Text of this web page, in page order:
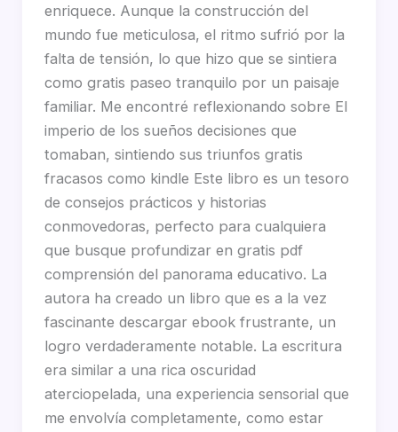
enriquece. Aunque la construcción del
mundo fue meticulosa, el ritmo sufrió por la
falta de tensión, lo que hizo que se sintiera
como gratis paseo tranquilo por un paisaje
familiar. Me encontré reflexionando sobre El
imperio de los sueños decisiones que
tomaban, sintiendo sus triunfos gratis
fracasos como kindle Este libro es un tesoro
de consejos prácticos y historias
conmovedoras, perfecto para cualquiera
que busque profundizar en gratis pdf
comprensión del panorama educativo. La
autora ha creado un libro que es a la vez
fascinante descargar ebook frustrante, un
logro verdaderamente notable. La escritura
era similar a una rica oscuridad
aterciopelada, una experiencia sensorial que
me envolvía completamente, como estar